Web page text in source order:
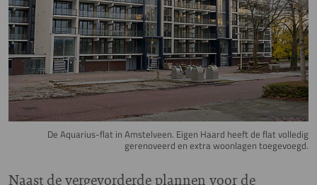
De Aquarius-flat in Amstelveen. Eigen Haard heeft de flat volledig
gerenoveerd en extra woonlagen toegevoegd.
Naast de vergevorderde plannen voor de